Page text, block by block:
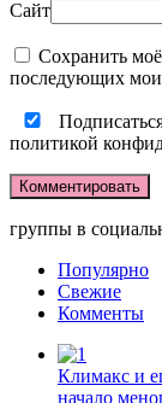
Сайт
Сохранить
последующих
политикой
группы в
Популярно
Свежие
Комменты
Климакс и
начало